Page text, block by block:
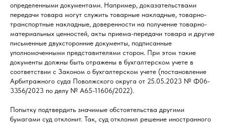
определенными документами. Например, доказательствами
передачи товара могут служить товарные накладные, товарно-
транспортные накладные, доверенности на получение товарно-
материальных ценностей, акты приема-передачи товара и другие
письменные двухсторонние документы, подписанные
уполномоченными представителями сторон. При этом такие
документы должны быть отражены в бухгалтерском учете в
соответствии с Законом о бухгалтерском учете (постановление
Арбитражного суда Поволжского округа от 25.05.2023 № Ф06-
3356/2023 по делу № А65-11606/2022).
Попытку подтвердить значимые обстоятельства другими
бумагами суд отклонит. Так, суд отклонил решение иностранного